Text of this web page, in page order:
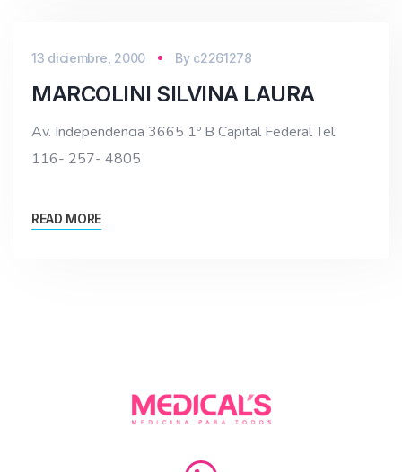
13 diciembre, 2000 By c2261278
MARCOLINI SILVINA LAURA
Av. Independencia 3665 1º B Capital Federal Tel:
116- 257- 4805
READ MORE